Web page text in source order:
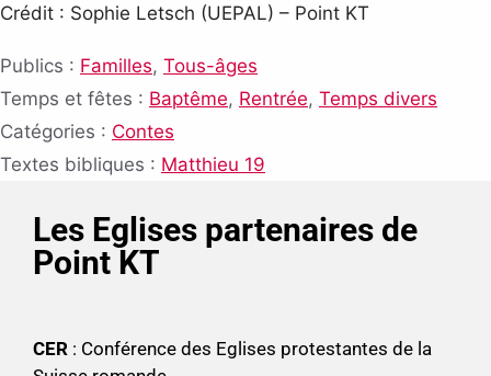
Crédit : Sophie Letsch (UEPAL) – Point KT
Publics : Familles, Tous-âges
Temps et fêtes : Baptême, Rentrée, Temps divers
Catégories : Contes
Textes bibliques : Matthieu 19
Les Eglises partenaires de
Point KT
CER : Conférence des Eglises protestantes de la